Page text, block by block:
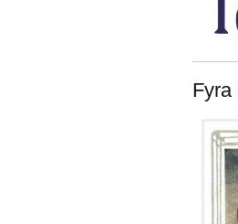
Fyra